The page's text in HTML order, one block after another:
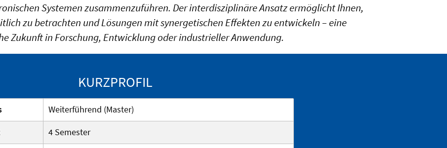
Systemen zusammenzuführen. Der interdisziplinäre Ansatz ermöglicht Ihnen,
zu betrachten und Lösungen mit synergetischen Effekten zu entwickeln – eine
Zukunft in Forschung, Entwicklung oder industrieller Anwendung.
KURZPROFIL
Weiterführend (Master)
4 Semester